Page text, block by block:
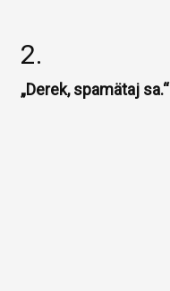
2.
„Derek, spamätaj sa.“